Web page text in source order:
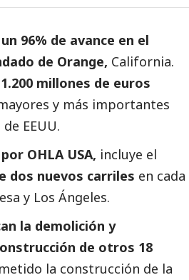
96% de avance en el
de Orange, California.
1.200 millones de euros
y más importantes
EEUU.
OHLA USA, incluye el
dos nuevos carriles en cada
y Los Ángeles.
la demolición y
de otros 18
la construcción de la